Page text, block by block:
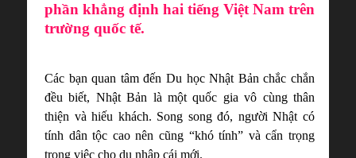
phần khẳng định hai tiếng Việt Nam trên
trường quốc tế.
Các bạn quan tâm đến Du học Nhật Bản chắc chắn
đều biết, Nhật Bản là một quốc gia vô cùng thân
thiện và hiếu khách. Song song đó, người Nhật có
tính dân tộc cao nên cũng “khó tính” và cẩn trọng
trong việc cho du nhập cái mới.